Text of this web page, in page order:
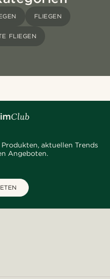
FLIEGEN
FLIEGEN
aktuellen Trends
Angeboten.